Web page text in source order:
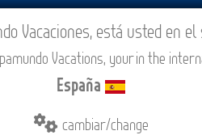
COMPRAR CONTACTO
Vacaciones, está usted en
Vacations, your in the
España
cambiar/change